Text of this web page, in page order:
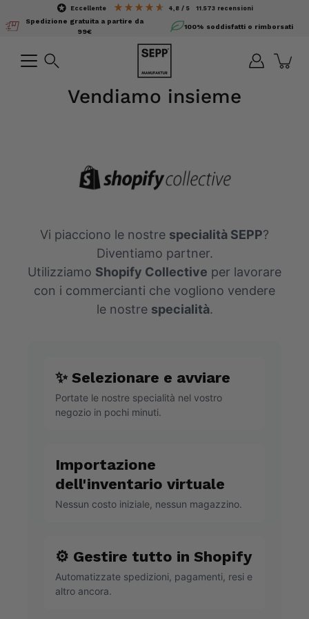
contenuto
Spedizione gratuita a partire da
99€
eccellente 4,8 / 5 11.573 recensioni
100% soddisfatti o rimborsati
Vendiamo insieme
Vi piacciono le nostre specialità SEPP?
Diventiamo partner.
Utilizziamo Shopify Collective per lavorare
con i commercianti che vogliono vendere
le nostre specialità.
✨ Selezionare e avviare
Portate le nostre specialità nel vostro
negozio in pochi minuti.
Importazione
dell'inventario virtuale
Nessun costo iniziale, nessun magazzino.
⚙️ Gestire tutto in Shopify
Automatizzate spedizioni, pagamenti, resi e
altro ancora.